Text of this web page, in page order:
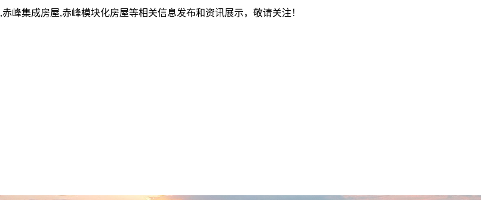
,赤峰集成房屋,赤峰模块化房屋等相关信息发布和资讯展示，敬请关注！